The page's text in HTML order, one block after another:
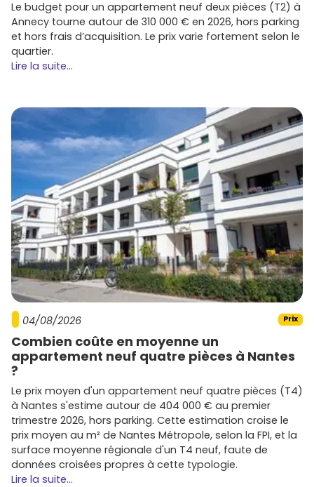
Le budget pour un appartement neuf deux pièces (T2) à
Annecy tourne autour de 310 000 € en 2026, hors parking
et hors frais d’acquisition. Le prix varie fortement selon le
quartier.
Lire la suite...
04/08/2026 Prix
Combien coûte en moyenne un
appartement neuf quatre pièces à Nantes
?
Le prix moyen d'un appartement neuf quatre pièces (T4)
à Nantes s'estime autour de 404 000 € au premier
trimestre 2026, hors parking. Cette estimation croise le
prix moyen au m² de Nantes Métropole, selon la FPI, et la
surface moyenne régionale d'un T4 neuf, faute de
données croisées propres à cette typologie.
Lire la suite...